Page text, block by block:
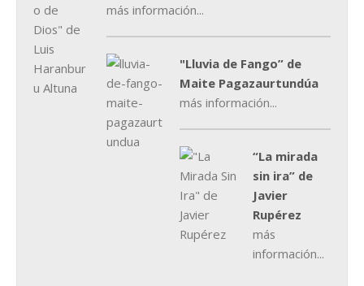
más información...
"Lluvia de Fango” de
Maite Pagazaurtundúa
más información...
“La mirada
sin ira” de
Javier
Rupérez
más
información...